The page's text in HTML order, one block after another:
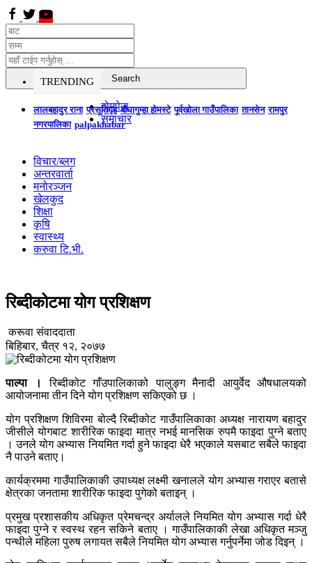
TRENDING
लालबहादुर राना प्रसूतिगृह बौघागुम्हा होमस्टे पूर्वखोला गाउँपालिका तानसेन रामपुर
नगरपालिका palpakhabar
होमपेज
समाचार
विचार/ब्लग
अन्तरवार्ता
मनोरञ्जन
खेलकुद
शिक्षा
कृषि
स्वास्थ्य
करुवा टि.भी.
रिब्दीकोटमा योग प्रशिक्षण
करूवा संवाददाता
बिहिबार, चैत्र १२, २०७७
पाल्पा ।
रिब्दीकोट गाँउपालिकाको पालुङ्ग मैनादी आयुर्वेद औषधालयको
आयोजनामा तीन दिने योग प्रशिक्षण सकिएको छ ।
योग प्रशिक्षण शिविरमा बोल्दै रिब्दीकोट गाउँपालिकाका अध्यक्ष नारायण बहादुर
जीसीले योगबाट शारीरिक फाइदा मात्र नभई मानसिक रुपमै फाइदा पुग्ने बताए
। उनले योग अभ्यास नियमित गर्दा हुने फाइदा धेरै भएकाले यसबाट सबैले फाइदा
नै पाउने बताए।
कार्यक्रममा गाउँपालिकाकी उपाध्यक्ष लक्ष्मी खनालले योग अभ्यास गराएर बतासे
क्षेत्रका जनतामा शारीरिक फाइदा पुगेको बताइन् ।
प्रमुख प्रशासकीय अधिकृत प्रेमचन्द्र अर्यालले नियमित योग अभ्यास गर्दा धेरै
फाइदा पुग्ने र स्वस्थ रहन सकिने बताए । गाउँपालिकाकी लेखा अधिकृत मञ्जु
पन्थीले महिला पुरुष लगायत सबैले नियमित योग अभ्यास गर्नुपर्नेमा जोड दिइन् ।